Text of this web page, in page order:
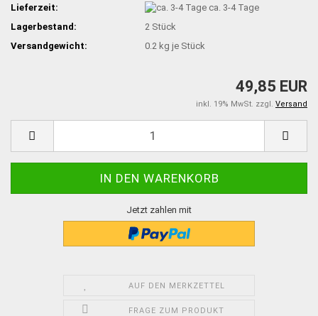
Lieferzeit:
ca. 3-4 Tage
Lagerbestand:
2 Stück
Versandgewicht:
0.2 kg je Stück
49,85 EUR
inkl. 19% MwSt. zzgl. Versand
Jetzt zahlen mit
AUF DEN MERKZETTEL
FRAGE ZUM PRODUKT